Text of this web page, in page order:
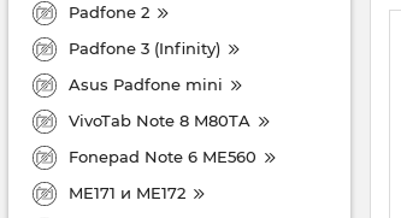
Padfone 2
Padfone 3 (Infinity)
Asus Padfone mini
VivoTab Note 8 M80TA
Fonepad Note 6 ME560
ME171 и ME172